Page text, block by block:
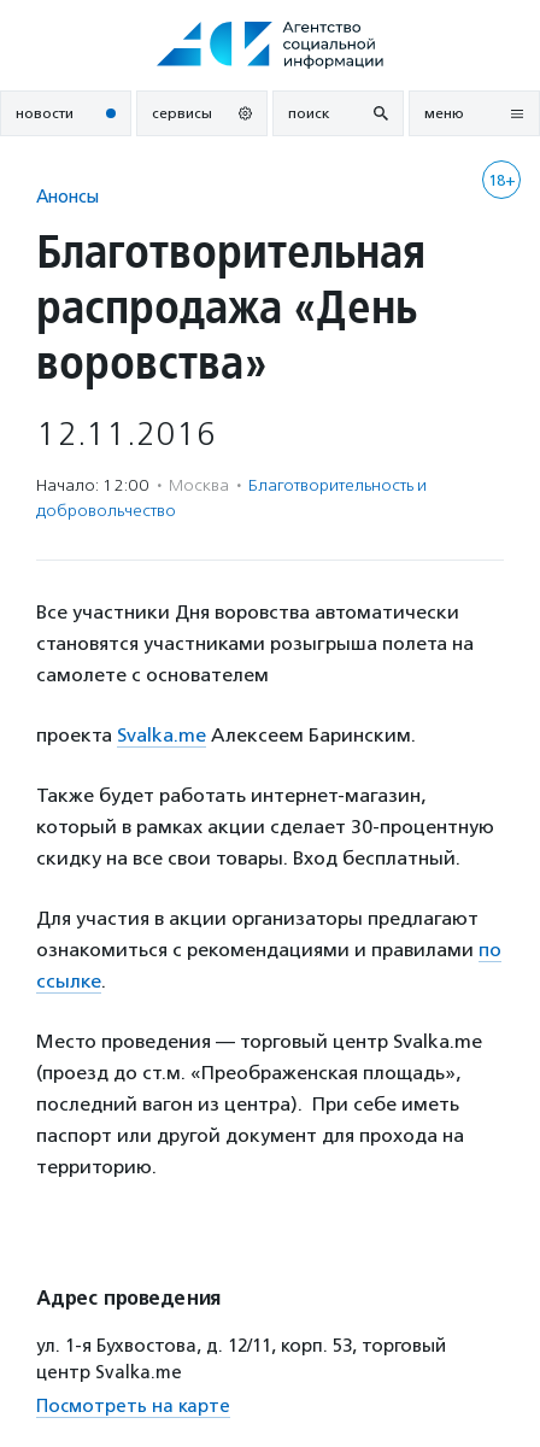
новости сервисы поиск меню
18+
Анонсы
Благотворительная
распродажа «День
воровства»
12.11.2016
Начало: 12:00 · Москва · Благотвори­тель­ность и
доброволь­чест­во
Все участники Дня воровства автоматически
становятся участниками розыгрыша полета на
самолете с основателем
проекта Svalka.me Алексеем Баринским.
Также будет работать интернет-магазин,
который в рамках акции сделает 30-процентную
скидку на все свои товары. Вход бесплатный.
Для участия в акции организаторы предлагают
ознакомиться с рекомендациями и правилами по
ссылке.
Место проведения — торговый центр Svalka.me
(проезд до ст.м. «Преображенская площадь»,
последний вагон из центра). При себе иметь
паспорт или другой документ для прохода на
территорию.
Адрес проведения
ул. 1-я Бухвостова, д. 12/11, корп. 53, торговый
центр Svalka.me
Посмотреть на карте